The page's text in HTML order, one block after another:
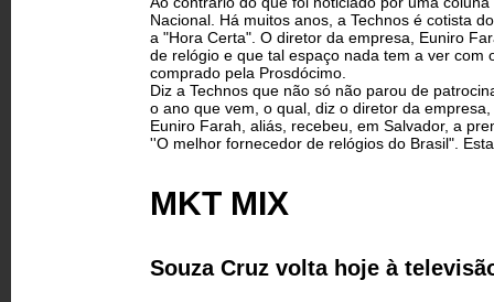
Nacional. Há muitos anos, a Technos é cotista
a "Hora Certa". O diretor da empresa, Euniro
de relógio e que tal espaço nada tem a ver
comprado pela Prosdócimo.
Diz a Technos que não só não parou de
o ano que vem, o qual, diz o diretor da
Euniro Farah, aliás, recebeu, em Salvador, a
''O melhor fornecedor de relógios do Brasil".
MKT MIX
Souza Cruz volta hoje à